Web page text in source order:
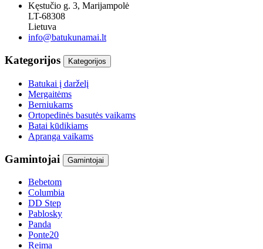
Kęstučio g. 3, Marijampolė
LT-68308
Lietuva
info@batukunamai.lt
Kategorijos Kategorijos
Batukai į darželį
Mergaitėms
Berniukams
Ortopedinės basutės vaikams
Batai kūdikiams
Apranga vaikams
Gamintojai Gamintojai
Bebetom
Columbia
DD Step
Pablosky
Panda
Ponte20
Reima